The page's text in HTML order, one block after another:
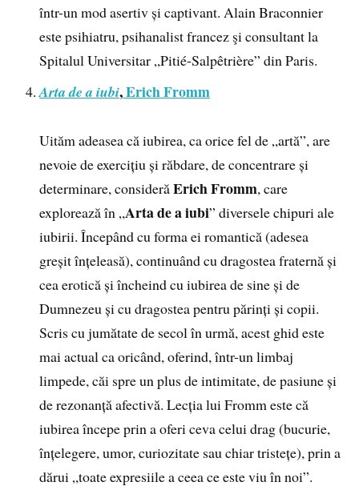
într-un mod asertiv și captivant. Alain Braconnier
este psihiatru, psihanalist francez şi consultant la
Spitalul Universitar „Pitié-Salpêtrière” din Paris.
Arta de a iubi,Erich Fromm
Uităm adeasea că iubirea, ca orice fel de „artă”, are
nevoie de exercițiu și răbdare, de concentrare și
determinare, considerăErich Fromm, care
explorează în „Arta de a iubi” diversele chipuri ale
iubirii. Începând cu forma ei romantică (adesea
greșit înțeleasă), continuând cu dragostea fraternă și
cea erotică și încheind cu iubirea de sine și de
Dumnezeu și cu dragostea pentru părinți și copii.
Scris cu jumătate de secol în urmă, acest ghid este
mai actual ca oricând, oferind, într-un limbaj
limpede, căi spre un plus de intimitate, de pasiune și
de rezonanță afectivă. Lecția lui Fromm este că
iubirea începe prin a oferi ceva celui drag (bucurie,
înțelegere, umor, curiozitate sau chiar tristețe), prin a
dărui „toate expresiile a ceea ce este viu în noi”.